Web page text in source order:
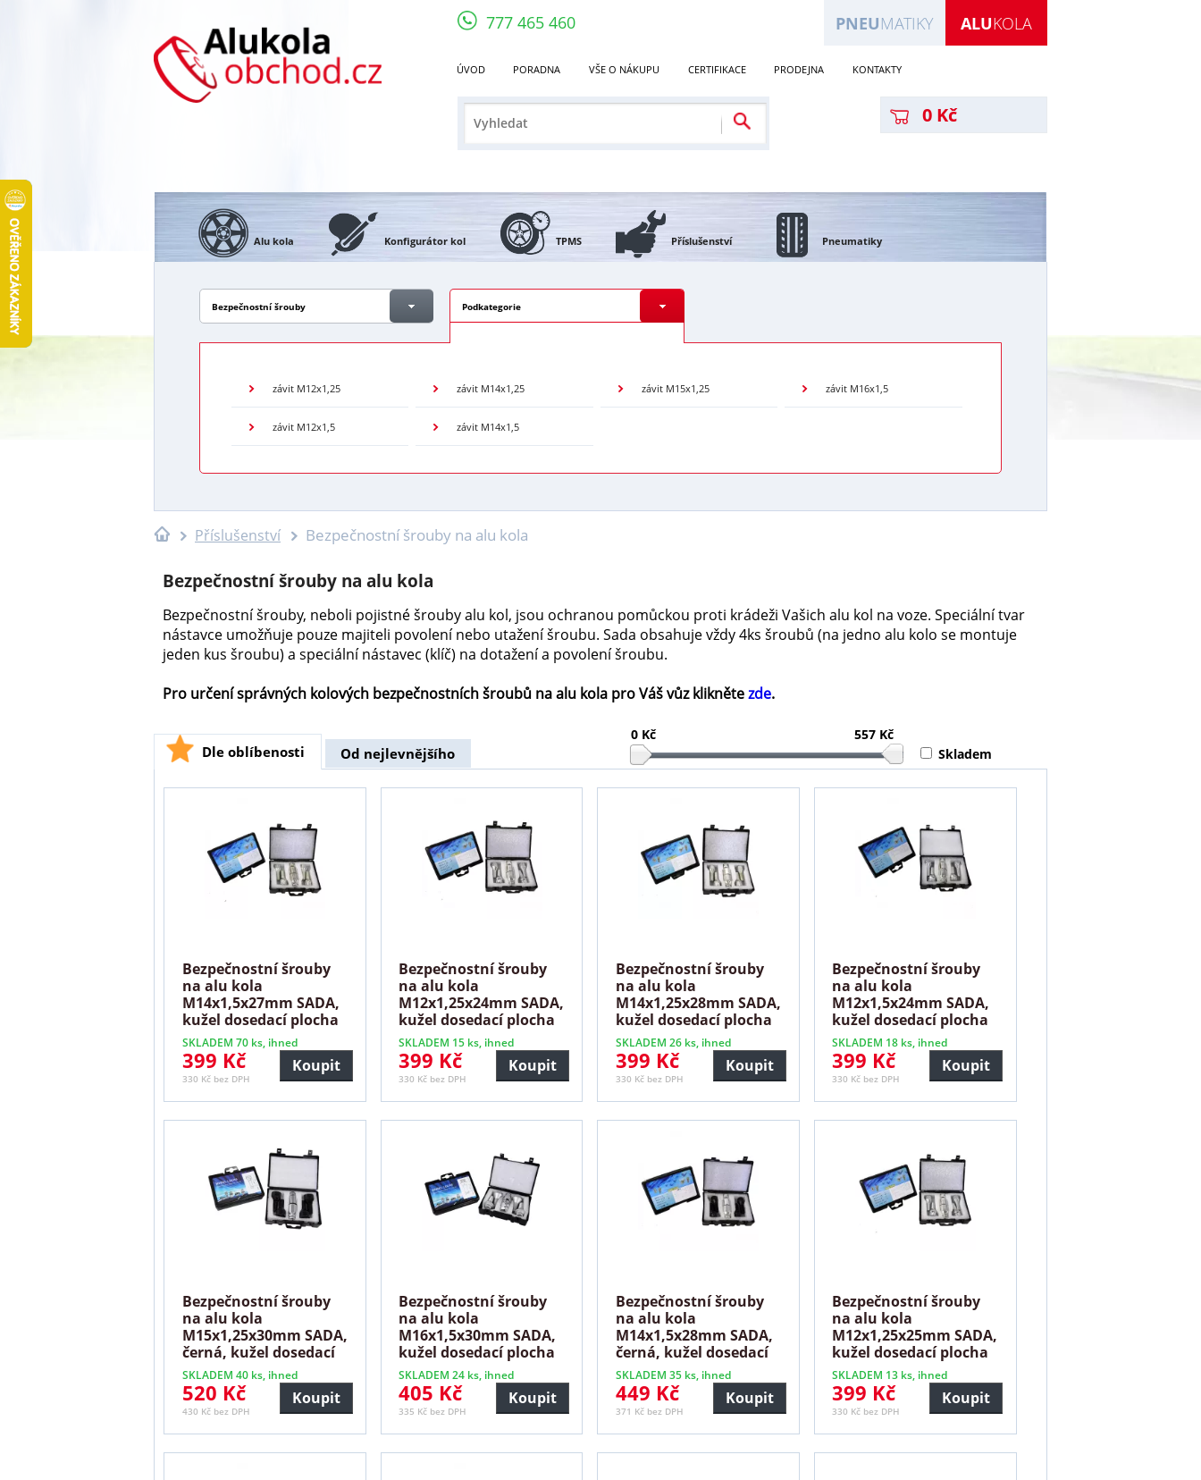
777 465 460 ALUKOLA
PNEUMATIKY
ÚVOD PORADNA VŠE O NÁKUPU CERTIFIKACE PRODEJNA KONTAKTY
0 Kč
Alu kola Konfigurátor kol TPMS Příslušenství Pneumatiky
Bezpečnostní šrouby Podkategorie
závit M12x1,25
závit M12x1,5
závit M14x1,25
závit M14x1,5
závit M15x1,25 závit M16x1,5
Příslušenství Bezpečnostní šrouby na alu kola
Bezpečnostní šrouby na alu kola
Bezpečnostní šrouby, neboli pojistné šrouby alu kol, jsou ochranou pomůckou proti krádeži Vašich alu kol na voze. Speciální tvar
nástavce umožňuje pouze majiteli povolení nebo utažení šroubu. Sada obsahuje vždy 4ks šroubů (na jedno alu kolo se montuje
jeden kus šroubu) a speciální nástavec (klíč) na dotažení a povolení šroubu.
Pro určení správných kolových bezpečnostních šroubů na alu kola pro Váš vůz kliknětezde.
Dle oblíbenosti Od nejlevnějšího
0 Kč
557 Kč
Skladem
Bezpečnostní šrouby
na alu kola
M14x1,5x27mm SADA,
kužel dosedací plocha
SKLADEM 70 ks, ihned
399 Kč
330 Kč bez DPH
Koupit
Bezpečnostní šrouby
na alu kola
M12x1,25x24mm SADA,
kužel dosedací plocha
SKLADEM 15 ks, ihned
399 Kč
330 Kč bez DPH
Koupit
Bezpečnostní šrouby
na alu kola
M14x1,25x28mm SADA,
kužel dosedací plocha
SKLADEM 26 ks, ihned
399 Kč
330 Kč bez DPH
Koupit
Bezpečnostní šrouby
na alu kola
M12x1,5x24mm SADA,
kužel dosedací plocha
SKLADEM 18 ks, ihned
399 Kč
330 Kč bez DPH
Koupit
Bezpečnostní šrouby
na alu kola
M15x1,25x30mm SADA,
černá, kužel dosedací
plocha
SKLADEM 40 ks, ihned
520 Kč
430 Kč bez DPH
Koupit
Bezpečnostní šrouby
na alu kola
M16x1,5x30mm SADA,
kužel dosedací plocha
SKLADEM 24 ks, ihned
405 Kč
335 Kč bez DPH
Koupit
Bezpečnostní šrouby
na alu kola
M14x1,5x28mm SADA,
černá, kužel dosedací
plocha
SKLADEM 35 ks, ihned
449 Kč
371 Kč bez DPH
Koupit
Bezpečnostní šrouby
na alu kola
M12x1,25x25mm SADA,
kužel dosedací plocha
SKLADEM 13 ks, ihned
399 Kč
330 Kč bez DPH
Koupit